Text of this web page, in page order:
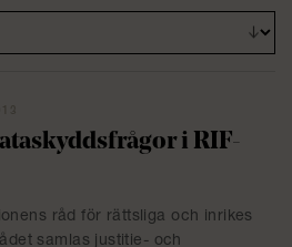
i RIF-
råd för rättsliga och inrikes
samlas justitie- och